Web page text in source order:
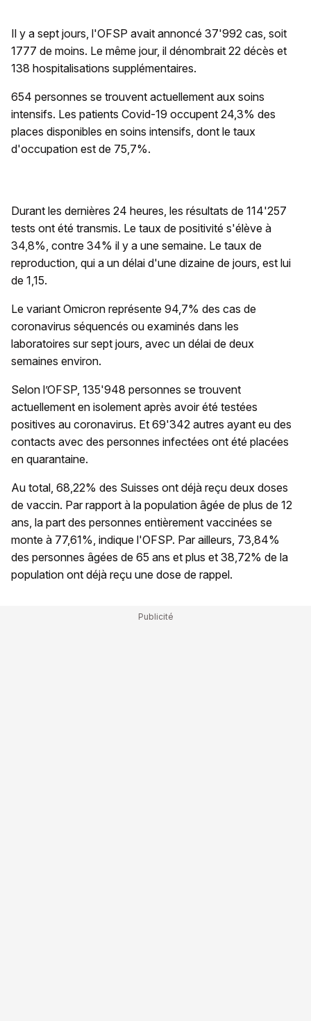
Il y a sept jours, l'OFSP avait annoncé 37'992 cas, soit
1777 de moins. Le même jour, il dénombrait 22 décès et
138 hospitalisations supplémentaires.
654 personnes se trouvent actuellement aux soins
intensifs. Les patients Covid-19 occupent 24,3% des
places disponibles en soins intensifs, dont le taux
d'occupation est de 75,7%.
Durant les dernières 24 heures, les résultats de 114'257
tests ont été transmis. Le taux de positivité s'élève à
34,8%, contre 34% il y a une semaine. Le taux de
reproduction, qui a un délai d'une dizaine de jours, est lui
de 1,15.
Le variant Omicron représente 94,7% des cas de
coronavirus séquencés ou examinés dans les
laboratoires sur sept jours, avec un délai de deux
semaines environ.
Selon l’OFSP, 135'948 personnes se trouvent
actuellement en isolement après avoir été testées
positives au coronavirus. Et 69'342 autres ayant eu des
contacts avec des personnes infectées ont été placées
en quarantaine.
Au total, 68,22% des Suisses ont déjà reçu deux doses
de vaccin. Par rapport à la population âgée de plus de 12
ans, la part des personnes entièrement vaccinées se
monte à 77,61%, indique l'OFSP. Par ailleurs, 73,84%
des personnes âgées de 65 ans et plus et 38,72% de la
population ont déjà reçu une dose de rappel.